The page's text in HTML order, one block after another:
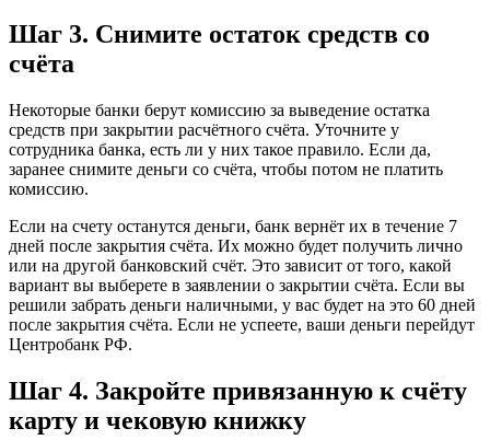
Шаг 3. Снимите остаток средств со
счёта
Некоторые банки берут комиссию за выведение остатка
средств при закрытии расчётного счёта. Уточните у
сотрудника банка, есть ли у них такое правило. Если да,
заранее снимите деньги со счёта, чтобы потом не платить
комиссию.
Если на счету останутся деньги, банк вернёт их в течение 7
дней после закрытия счёта. Их можно будет получить лично
или на другой банковский счёт. Это зависит от того, какой
вариант вы выберете в заявлении о закрытии счёта. Если вы
решили забрать деньги наличными, у вас будет на это 60 дней
после закрытия счёта. Если не успеете, ваши деньги перейдут
Центробанк РФ.
Шаг 4. Закройте привязанную к счёту
карту и чековую книжку